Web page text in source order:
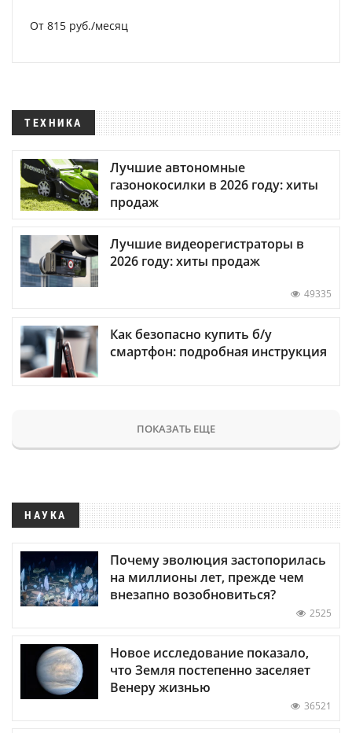
От 815 руб./месяц
ТЕХНИКА
Лучшие автономные
газонокосилки в 2026 году: хиты
продаж
Лучшие видеорегистраторы в
2026 году: хиты продаж
49335
Как безопасно купить б/у
смартфон: подробная инструкция
ПОКАЗАТЬ ЕЩЕ
НАУКА
Почему эволюция застопорилась
на миллионы лет, прежде чем
внезапно возобновиться?
2525
Новое исследование показало,
что Земля постепенно заселяет
Венеру жизнью
36521